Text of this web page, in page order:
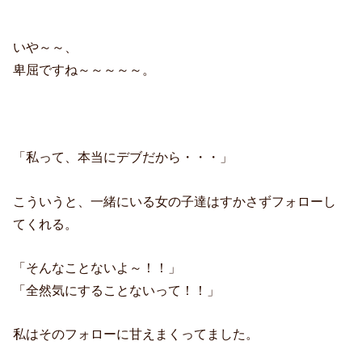
いや～～、
卑屈ですね～～～～～。
「私って、本当にデブだから・・・」
こういうと、一緒にいる女の子達はすかさずフォローし
てくれる。
「そんなことないよ～！！」
「全然気にすることないって！！」
私はそのフォローに甘えまくってました。